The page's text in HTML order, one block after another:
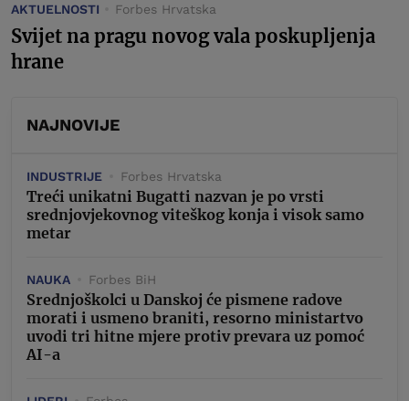
AKTUELNOSTI Forbes Hrvatska
Svijet na pragu novog vala poskupljenja
hrane
NAJNOVIJE
INDUSTRIJE Forbes Hrvatska
Treći unikatni Bugatti nazvan je po vrsti
srednjovjekovnog viteškog konja i visok samo
metar
NAUKA Forbes BiH
Srednjoškolci u Danskoj će pismene radove
morati i usmeno braniti, resorno ministartvo
uvodi tri hitne mjere protiv prevara uz pomoć
AI-a